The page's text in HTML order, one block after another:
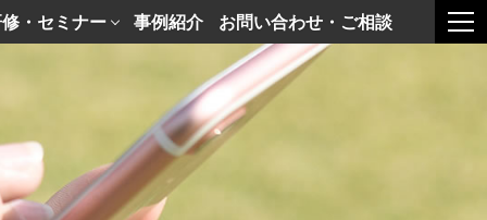
・セミナー 事例紹介 お問い合わせ・ご相談